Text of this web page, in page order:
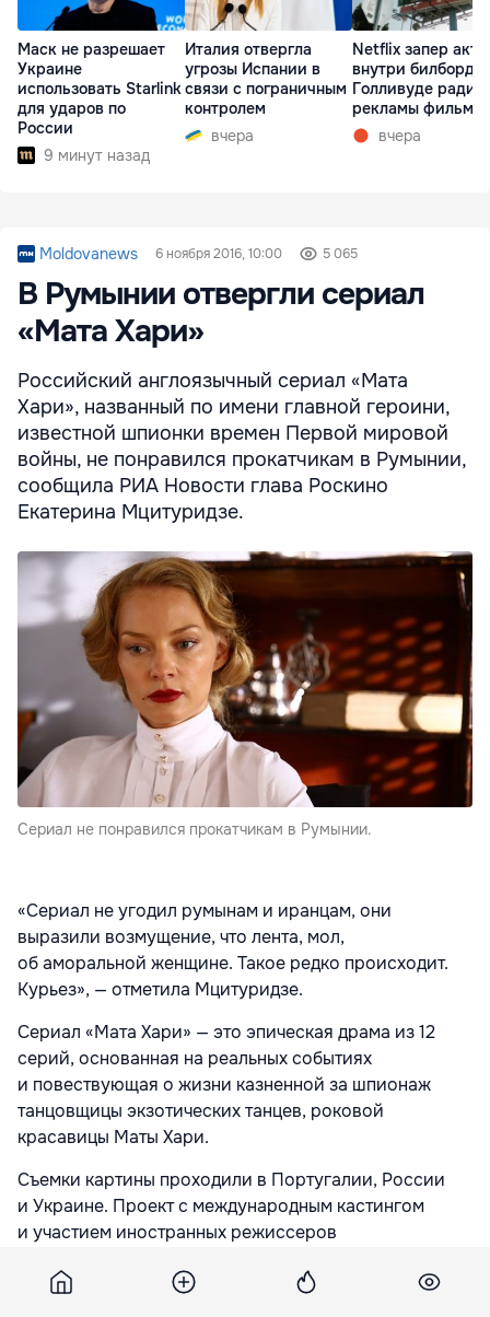
Маск не разрешает
Украине
использовать Starlink
для ударов по
России
9 минут назад
Италия отвергла
угрозы Испании в
связи с пограничным
контролем
вчера
Netflix запер
внутри билборда
Голливуде ради
рекламы фильма
вчера
Moldovanews 6 ноября 2016, 10:00 5 065
В Румынии отвергли сериал
«Мата Хари»
Российский англоязычный сериал «Мата
Хари», названный по имени главной героини,
известной шпионки времен Первой мировой
войны, не понравился прокатчикам в Румынии,
сообщила РИА Новости глава Роскино
Екатерина Мцитуридзе.
Сериал не понравился прокатчикам в Румынии.
«Сериал не угодил румынам и иранцам, они
выразили возмущение, что лента, мол,
об аморальной женщине. Такое редко происходит.
Курьез», — отметила Мцитуридзе.
Сериал «Мата Хари» — это эпическая драма из 12
серий, основанная на реальных событиях
и повествующая о жизни казненной за шпионаж
танцовщицы экзотических танцев, роковой
красавицы Маты Хари.
Съемки картины проходили в Португалии, России
и Украине. Проект с международным кастингом
и участием иностранных режиссеров
полностью на английском языке. В настоящий